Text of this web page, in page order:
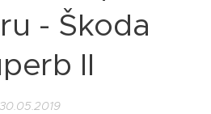
- Škoda
II
30.05.2019